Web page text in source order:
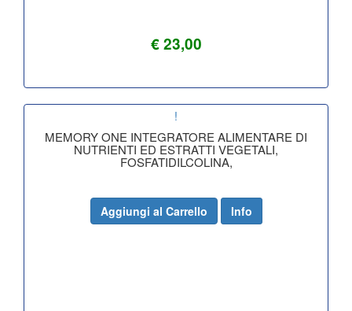
€ 23,00
!
MEMORY ONE INTEGRATORE ALIMENTARE DI
NUTRIENTI ED ESTRATTI VEGETALI,
FOSFATIDILCOLINA,
Aggiungi al Carrello Info